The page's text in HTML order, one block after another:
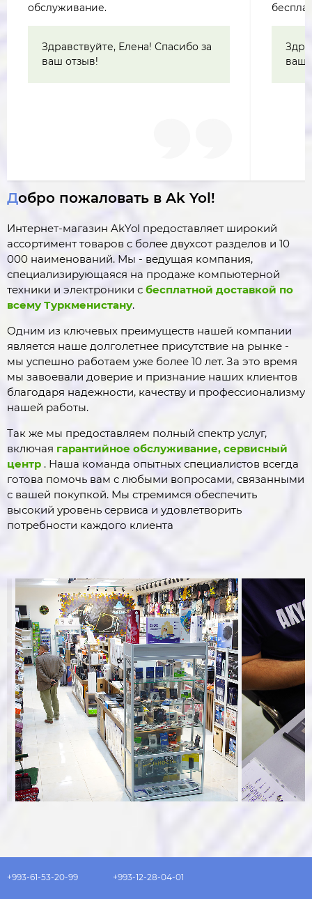
обслуживание.
Здравствуйте, Елена! Спасибо за
ваш отзыв!
ваш
Добро пожаловать в Ak Yol!
Интернет-магазин AkYol предоставляет широкий
ассортимент товаров c более двухсот разделов и 10
000 наименований. Мы - ведущая компания,
специализирующаяся на продаже компьютерной
техники и электроники с бесплатной доставкой по
всему Туркменистану.
Одним из ключевых преимуществ нашей компании
является наше долголетнее присутствие на рынке -
мы успешно работаем уже более 10 лет. За это время
мы завоевали доверие и признание наших клиентов
благодаря надежности, качеству и профессионализму
нашей работы.
Так же мы предоставляем полный спектр услуг,
включая гарантийное обслуживание, сервисный
центр . Наша команда опытных специалистов всегда
готова помочь вам с любыми вопросами, связанными
с вашей покупкой. Мы стремимся обеспечить
высокий уровень сервиса и удовлетворить
потребности каждого клиента
+993-61-53-20-99 +993-12-28-04-01